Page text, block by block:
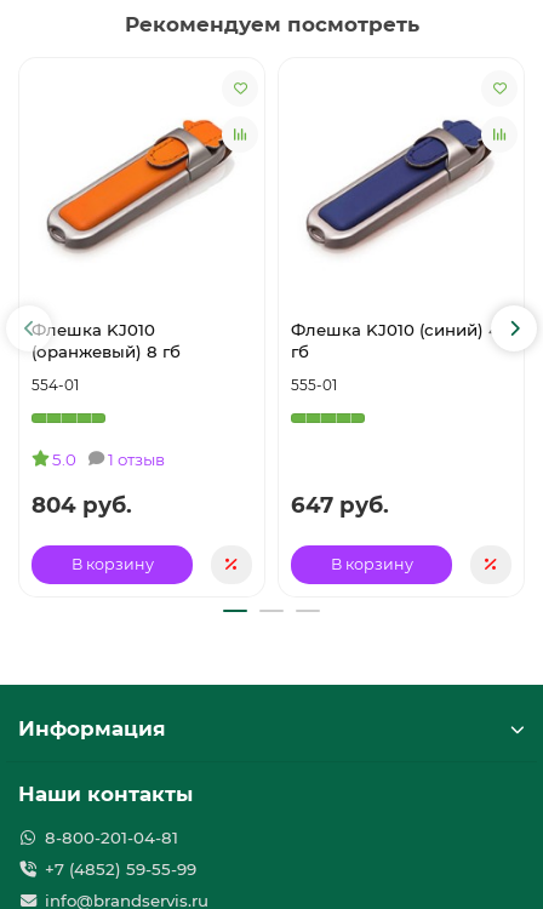
Рекомендуем посмотреть
Флешка KJ010
(оранжевый) 8 гб
554-01
5.0 1 отзыв
804 руб.
В корзину
Флешка KJ010 (синий) 4
гб
555-01
647 руб.
В корзину
Информация
Наши контакты
8-800-201-04-81
+7 (4852) 59-55-99
info@brandservis.ru